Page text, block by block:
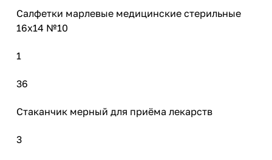
Салфетки марлевые медицинские стерильные
16х14 №10
1
36
Стаканчик мерный для приёма лекарств
3